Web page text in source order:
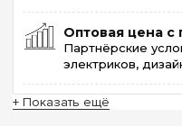
Оптовая цена с
Партнёрские
электриков,
+ Показать ещё